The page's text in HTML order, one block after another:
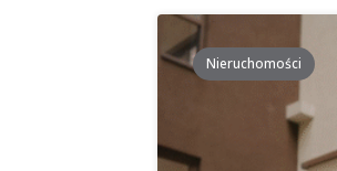
Nieruchomości